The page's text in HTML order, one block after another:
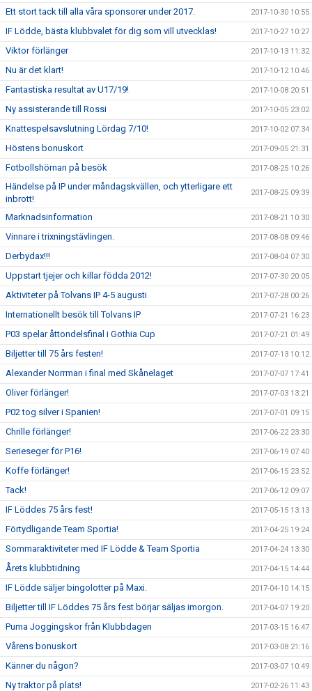
Ett stort tack till alla våra sponsorer under 2017. 2017-10-30 10:55
IF Lödde, bästa klubbvalet för dig som vill utvecklas! 2017-10-27 10:27
Viktor förlänger 2017-10-13 11:32
Nu är det klart! 2017-10-12 10:46
Fantastiska resultat av U17/19! 2017-10-08 20:51
Ny assisterande till Rossi 2017-10-05 23:02
Knattespelsavslutning Lördag 7/10! 2017-10-02 07:34
Höstens bonuskort 2017-09-05 21:31
Fotbollshörnan på besök 2017-08-25 10:26
Händelse på IP under måndagskvällen, och ytterligare ett
inbrott!
2017-08-25 09:39
Marknadsinformation 2017-08-21 10:30
Vinnare i trixningstävlingen. 2017-08-08 09:46
Derbydax!!! 2017-08-04 07:30
Uppstart tjejer och killar födda 2012! 2017-07-30 20:05
Aktiviteter på Tolvans IP 4-5 augusti 2017-07-28 00:26
Internationellt besök till Tolvans IP 2017-07-21 16:23
P03 spelar åttondelsfinal i Gothia Cup 2017-07-21 01:49
Biljetter till 75 års festen! 2017-07-13 10:12
Alexander Norrman i final med Skånelaget 2017-07-07 17:41
Oliver förlänger! 2017-07-03 13:21
P02 tog silver i Spanien! 2017-07-01 09:15
Chrille förlänger! 2017-06-22 23:30
Serieseger för P16! 2017-06-19 07:40
Koffe förlänger! 2017-06-15 23:52
Tack! 2017-06-12 09:07
IF Löddes 75 års fest! 2017-05-15 13:13
Förtydligande Team Sportia! 2017-04-25 19:24
Sommaraktiviteter med IF Lödde & Team Sportia 2017-04-24 13:30
Årets klubbtidning 2017-04-15 14:44
IF Lödde säljer bingolotter på Maxi. 2017-04-10 14:15
Biljetter till IF Löddes 75 års fest börjar säljas imorgon. 2017-04-07 19:20
Puma Joggingskor från Klubbdagen 2017-03-15 16:47
Vårens bonuskort 2017-03-08 21:16
Känner du någon? 2017-03-07 10:49
Ny traktor på plats! 2017-02-26 11:43